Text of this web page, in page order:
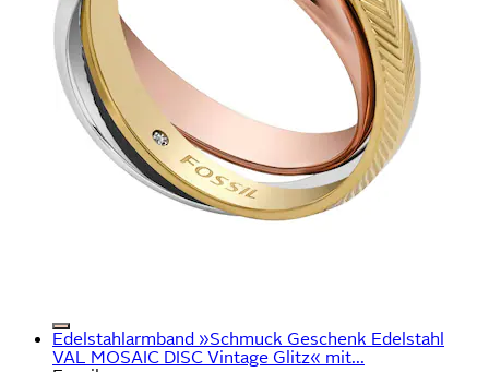
Edelstahlarmband »Schmuck Geschenk Edelstahl
VAL MOSAIC DISC Vintage Glitz« mit...